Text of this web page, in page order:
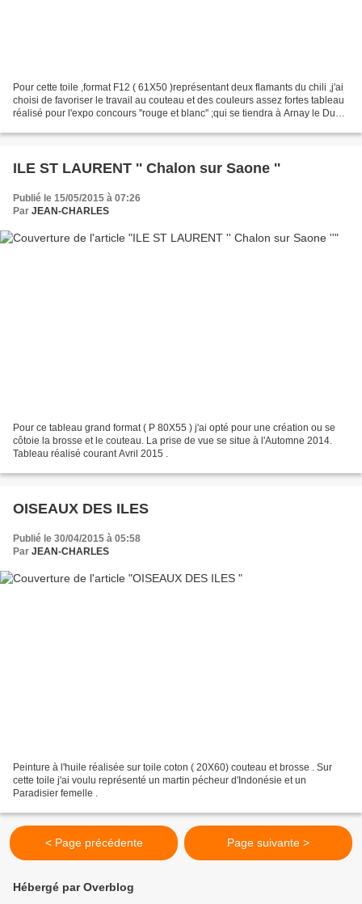
Pour cette toile ,format F12 ( 61X50 )représentant deux flamants du chili ,j'ai
choisi de favoriser le travail au couteau et des couleurs assez fortes tableau
réalisé pour l'expo concours ''rouge et blanc'' ;qui se tiendra à Arnay le Duc
ILE ST LAURENT '' Chalon sur Saone ''
Publié le 15/05/2015 à 07:26
Par JEAN-CHARLES
Pour ce tableau grand format ( P 80X55 ) j'ai opté pour une création ou se
côtoie la brosse et le couteau. La prise de vue se situe à l'Automne 2014.
Tableau réalisé courant Avril 2015 .
OISEAUX DES ILES
Publié le 30/04/2015 à 05:58
Par JEAN-CHARLES
Peinture à l'huile réalisée sur toile coton ( 20X60) couteau et brosse . Sur
cette toile j'ai voulu représenté un martin pécheur d'Indonésie et un
Paradisier femelle .
< Page précédente Page suivante >
Hébergé par Overblog